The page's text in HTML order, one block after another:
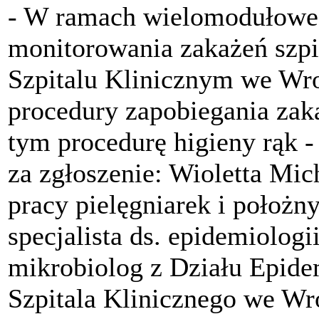
- W ramach
monitorowania zakażeń
Szpitalu Klinicznym we
procedury zapobiegania
tym procedurę higieny rąk -
za zgłoszenie: Wioletta
pracy pielęgniarek i
specjalista ds.
mikrobiolog z Działu
Szpitala Klinicznego we